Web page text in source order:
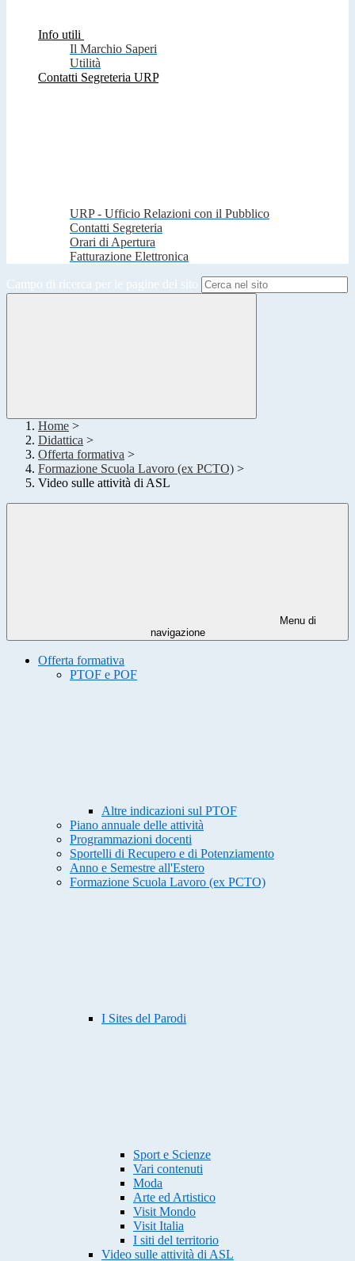
Info utili
Il Marchio Saperi
Utilità
Contatti Segreteria URP
URP - Ufficio Relazioni con il Pubblico
Contatti Segreteria
Orari di Apertura
Fatturazione Elettronica
Campo di ricerca per le pagine del sito
Home >
Didattica >
Offerta formativa >
Formazione Scuola Lavoro (ex PCTO) >
Video sulle attività di ASL
Menu di
navigazione
Offerta formativa
PTOF e POF
Altre indicazioni sul PTOF
Piano annuale delle attività
Programmazioni docenti
Sportelli di Recupero e di Potenziamento
Anno e Semestre all'Estero
Formazione Scuola Lavoro (ex PCTO)
I Sites del Parodi
Sport e Scienze
Vari contenuti
Moda
Arte ed Artistico
Visit Mondo
Visit Italia
I siti del territorio
Video sulle attività di ASL